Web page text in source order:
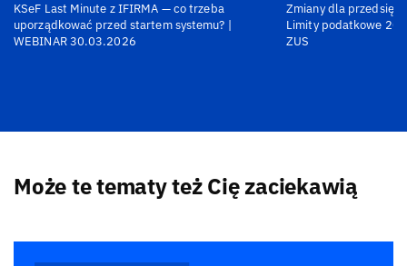
KSeF Last Minute z IFIRMA — co trzeba
uporządkować przed startem systemu? |
WEBINAR 30.03.2026
Zmiany dla
Limity podatkowe
ZUS
Może te tematy też Cię zaciekawią